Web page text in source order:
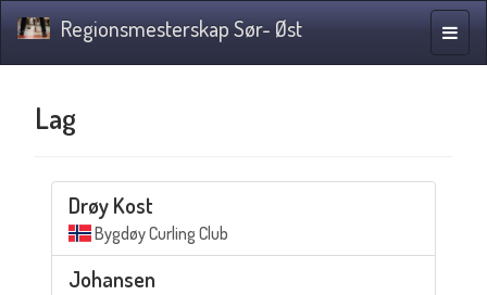
Regionsmesterskap Sør- Øst
Lag
Drøy Kost
Bygdøy Curling Club
Johansen